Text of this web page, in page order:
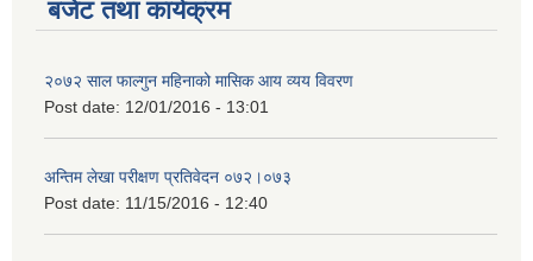
बजेट तथा कार्यक्रम
२०७२ साल फाल्गुन महिनाको मासिक आय व्यय विवरण
Post date: 12/01/2016 - 13:01
अन्तिम लेखा परीक्षण प्रतिवेदन ०७२।०७३
Post date: 11/15/2016 - 12:40